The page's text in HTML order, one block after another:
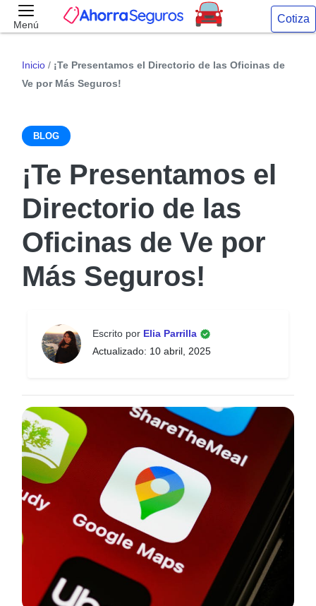
Menú Cotiza
Inicio / ¡Te Presentamos el Directorio de las Oficinas de
Ve por Más Seguros!
BLOG
¡Te Presentamos el
Directorio de las
Oficinas de Ve por
Más Seguros!
Escrito por Elia Parrilla
Actualizado: 10 abril, 2025